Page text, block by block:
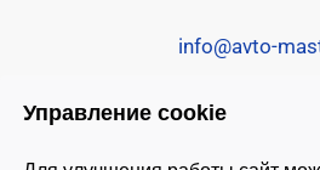
Управление cookie
info@avto-